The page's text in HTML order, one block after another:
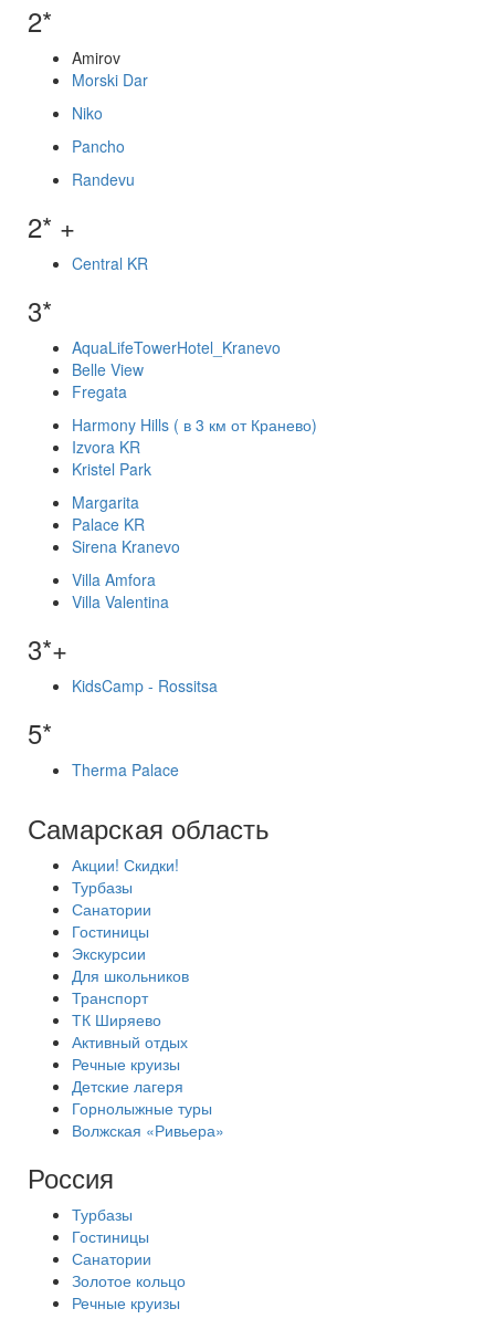
2*
Amirov
Morski Dar
Niko
Pancho
Randevu
2* +
Central KR
3*
AquaLifeTowerHotel_Kranevo
Belle View
Fregata
Harmony Hills ( в 3 км от Кранево)
Izvora KR
Kristel Park
Margarita
Palace KR
Sirena Kranevo
Villa Amfora
Villa Valentina
3*+
KidsCamp - Rossitsa
5*
Therma Palace
Самарская область
Акции! Скидки!
Турбазы
Санатории
Гостиницы
Экскурсии
Для школьников
Транспорт
ТК Ширяево
Активный отдых
Речные круизы
Детские лагеря
Горнолыжные туры
Волжская «Ривьера»
Россия
Турбазы
Гостиницы
Санатории
Золотое кольцо
Речные круизы